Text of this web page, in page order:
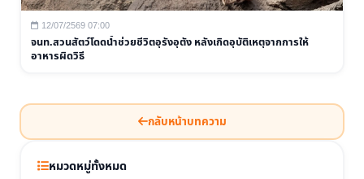
12/07/2569 07:00
จนท.สวนสัตว์โดดน้ำช่วยชีวิตอุรังอุตัง หลังเกิดอุบัติเหตุจากการให้
อาหารผิดวิธี
กลับหน้าบทความ
หมวดหมู่ทั้งหมด